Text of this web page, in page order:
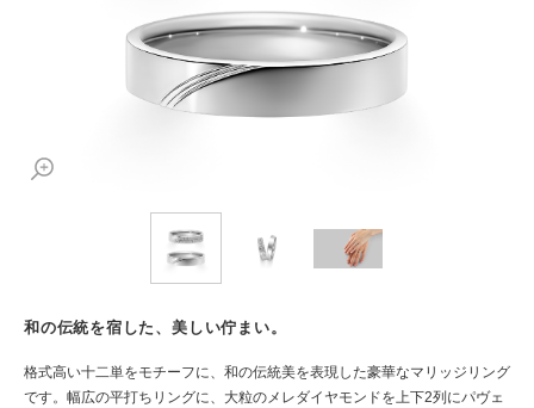
和の伝統を宿した、美しい佇まい。
格式高い十二単をモチーフに、和の伝統美を表現した豪華なマリッジリング
です。幅広の平打ちリングに、大粒のメレダイヤモンドを上下2列にパヴェ